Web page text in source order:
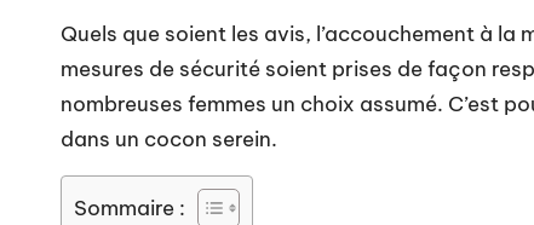
Quels que soient les avis, l’accouchement à
mesures de sécurité soient prises de façon
nombreuses femmes un choix assumé. C’est
dans un cocon serein.
Sommaire :